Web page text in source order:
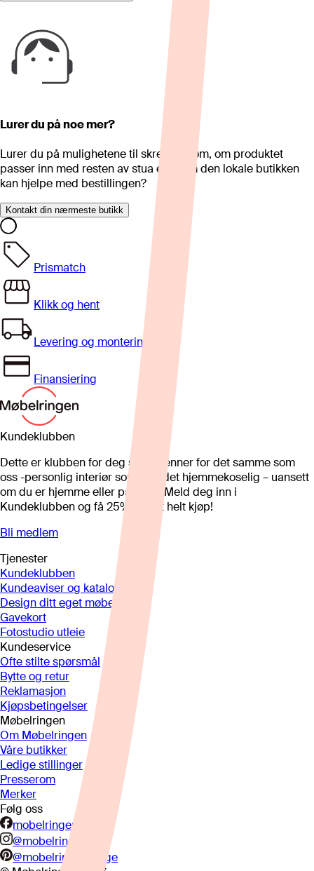
Lurer du på noe mer?
Lurer du på mulighetene til skreddersøm, om produktet
passer inn med resten av stua eller om den lokale butikken
kan hjelpe med bestillingen?
Kontakt din nærmeste butikk
Prismatch
Klikk og hent
Levering og montering
Finansiering
Kundeklubben
Dette er klubben for deg som brenner for det samme som
oss -personlig interiør som gjør det hjemmekoselig – uansett
om du er hjemme eller på hytta. Meld deg inn i
Kundeklubben og få 25%* på et helt kjøp!
Bli medlem
Tjenester
Kundeklubben
Kundeaviser og kataloger
Design ditt eget møbel
Gavekort
Fotostudio utleie
Kundeservice
Ofte stilte spørsmål
Bytte og retur
Reklamasjon
Kjøpsbetingelser
Møbelringen
Om Møbelringen
Våre butikker
Ledige stillinger
Presserom
Merker
Følg oss
mobelringen.no
@mobelringen
@mobelringennorge